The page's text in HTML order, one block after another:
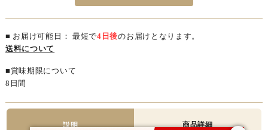
■ お届け可能日： 最短で4日後のお届けとなります。
送料について
■賞味期限について
8日間
説明 商品詳細